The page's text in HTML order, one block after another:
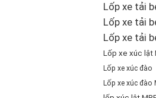
Lốp xe tải
Lốp xe tải
Lốp xe tải
Lốp xe xúc lật
Lốp xe xúc đào
Lốp xe xúc đào